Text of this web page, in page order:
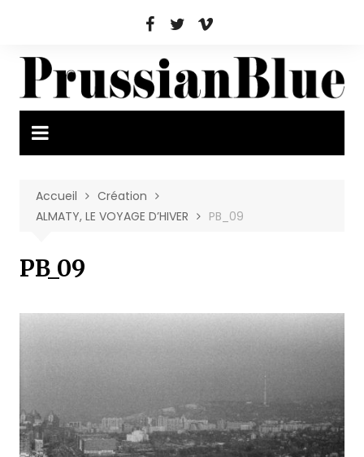
Accueil
Création
ALMATY, LE VOYAGE D’HIVER
PB_09
PB_09